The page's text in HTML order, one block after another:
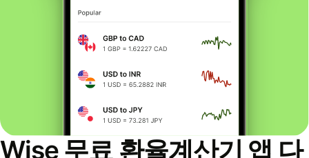
Wise 무료 환율계산기 앱 다